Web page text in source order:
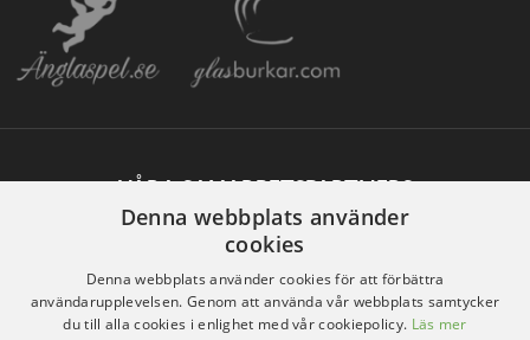
VÅRA SAMARBETSPARTNERS
Denna webbplats använder
cookies
Denna webbplats använder cookies för att förbättra
användarupplevelsen. Genom att använda vår webbplats samtycker
du till alla cookies i enlighet med vår cookiepolicy. Läs mer